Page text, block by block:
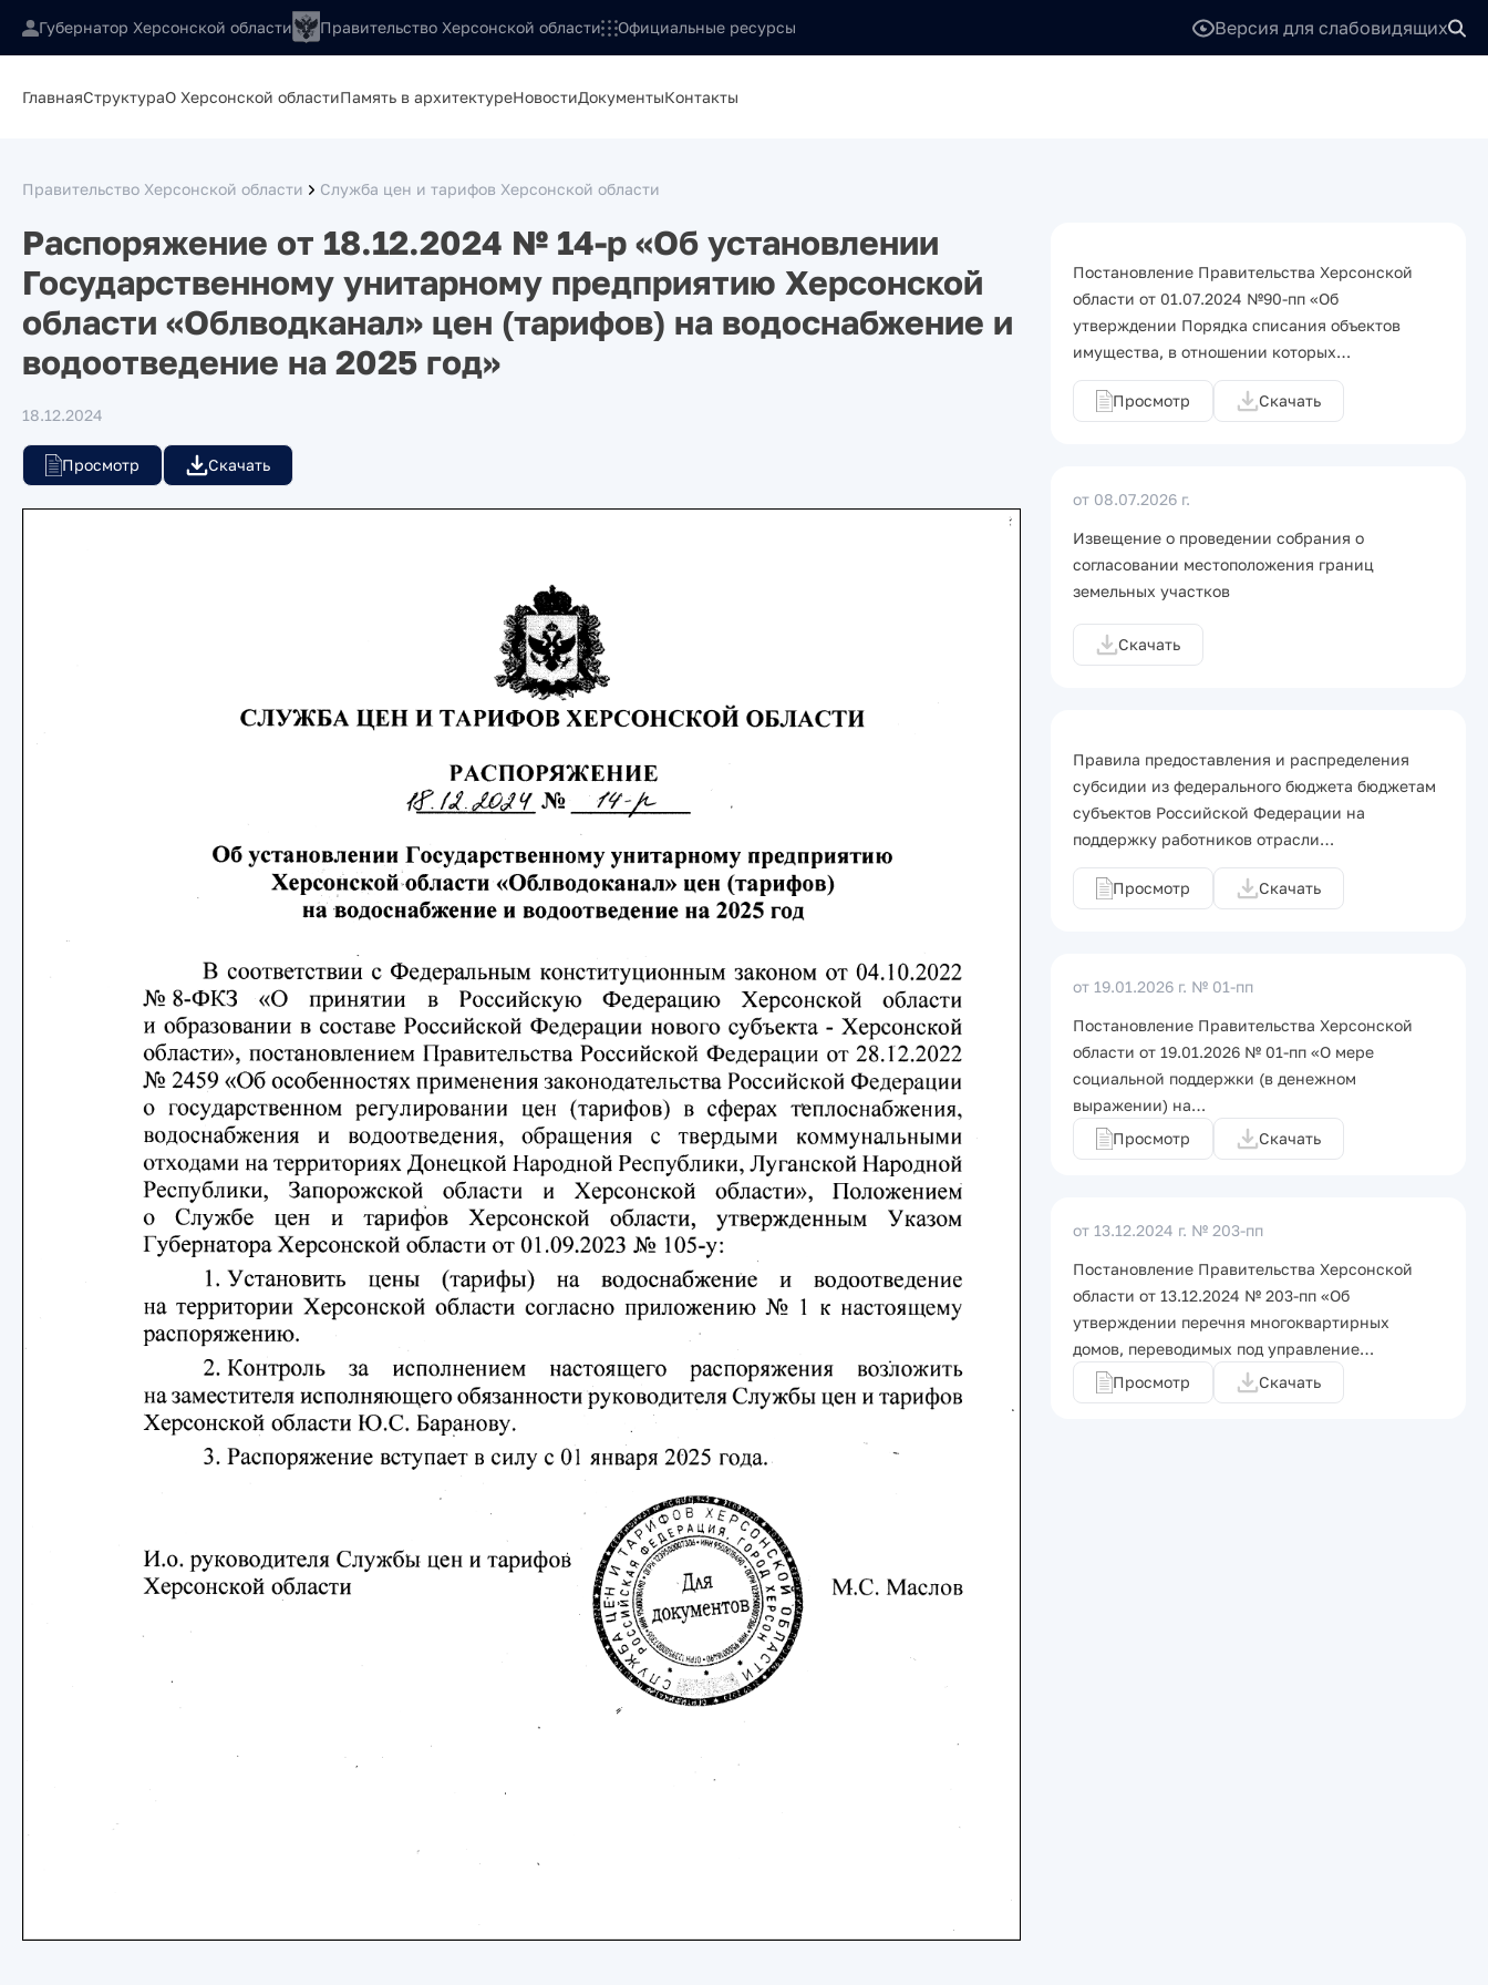
Губернатор Херсонской области Правительство Херсонской области Официальные ресурсы Версия для слабовидящих
ГлавнаяСтруктураО Херсонской областиПамять в архитектуреНовостиДокументыКонтакты
Правительство Херсонской области Служба цен и тарифов Херсонской области
Распоряжение от 18.12.2024 № 14-р «Об установлении
Государственному унитарному предприятию Херсонской
области «Облводканал» цен (тарифов) на водоснабжение и
водоотведение на 2025 год»
18.12.2024
Просмотр Скачать
Постановление Правительства Херсонской
области от 01.07.2024 №90-пп «Об
утверждении Порядка списания объектов
имущества, в отношении которых…
Просмотр Скачать
от 08.07.2026 г.
Извещение о проведении собрания о
согласовании местоположения границ
земельных участков
Скачать
Правила предоставления и распределения
субсидии из федерального бюджета бюджетам
субъектов Российской Федерации на
поддержку работников отрасли…
Просмотр Скачать
от 19.01.2026 г. № 01-пп
Постановление Правительства Херсонской
области от 19.01.2026 № 01-пп «О мере
социальной поддержки (в денежном
выражении) на…
Просмотр
Скачать
от 13.12.2024 г. № 203-пп
Постановление Правительства Херсонской
области от 13.12.2024 № 203-пп «Об
утверждении перечня многоквартирных
домов, переводимых под управление…
Просмотр
Скачать